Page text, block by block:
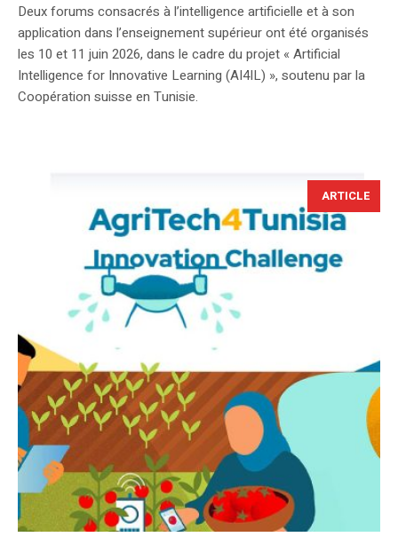
Deux forums consacrés à l’intelligence artificielle et à son
application dans l’enseignement supérieur ont été organisés
les 10 et 11 juin 2026, dans le cadre du projet « Artificial
Intelligence for Innovative Learning (AI4IL) », soutenu par la
Coopération suisse en Tunisie.
ARTICLE